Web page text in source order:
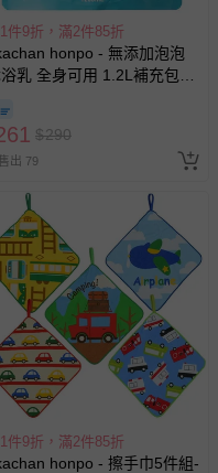
件9折，滿2件85折
honpo - 無添加泡泡
乳 全身可用 1.2L補充包
$290
出 79
件9折，滿2件85折
honpo - 擦手巾5件組-